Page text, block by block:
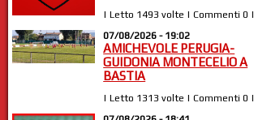
| Letto 1493 volte | Commenti 0 |
07/08/2026 - 19:02
AMICHEVOLE PERUGIA-
GUIDONIA MONTECELIO A
BASTIA
| Letto 1313 volte | Commenti 0 |